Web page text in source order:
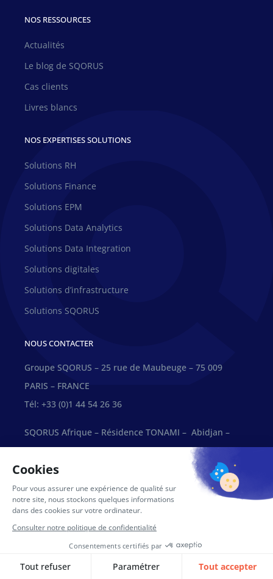
NOS RESSOURCES
Actualités
Le blog de SQORUS
Cas clients
Livres blancs
NOS EXPERTISES SOLUTIONS
Solutions RH
Solutions Finance
Solutions EPM
Solutions Data Analytics
Solutions Data Integration
Solutions digitales
Solutions d’infrastructure
Solutions SQORUS
NOUS CONTACTER
Groupe SQORUS – 25 rue de Maubeuge – 75 009
PARIS – FRANCE
Tél: +33 (0)1 44 54 26 36
SQORUS Afrique – Résidence TONAMI – Abidjan –
COTE D’IVOIRE
Tél: +225 27 22 2 66135
Technopark – Casablanca, Maroc